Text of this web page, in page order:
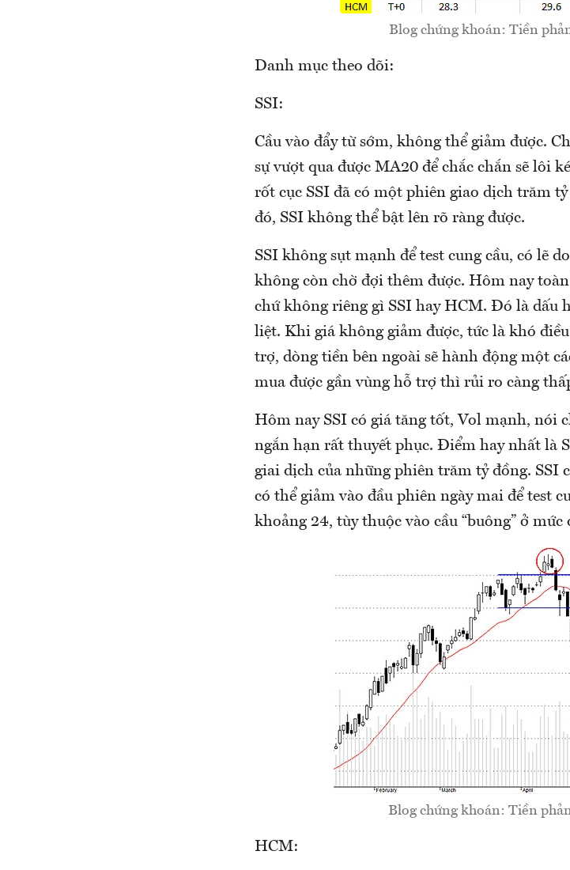
Blog chứng khoán: Tiền
Danh mục theo dõi:
SSI:
Cầu vào đẩy từ sớm, không thể giảm được.
sự vượt qua được MA20 để chắc chắn sẽ lôi
rốt cục SSI đã có một phiên giao dịch trăm
đó, SSI không thể bật lên rõ ràng được.
SSI không sụt mạnh để test cung cầu, có lẽ
không còn chờ đợi thêm được. Hôm nay
chứ không riêng gì SSI hay HCM. Đó là dấu
liệt. Khi giá không giảm được, tức là khó
trợ, dòng tiền bên ngoài sẽ hành động một
mua được gần vùng hỗ trợ thì rủi ro càng
Hôm nay SSI có giá tăng tốt, Vol mạnh, nói
ngắn hạn rất thuyết phục. Điểm hay nhất là
giai dịch của những phiên trăm tỷ đồng. SSI
có thể giảm vào đầu phiên ngày mai để test
khoảng 24, tùy thuộc vào cầu “buông” ở mức
Blog chứng khoán: Tiền
HCM: